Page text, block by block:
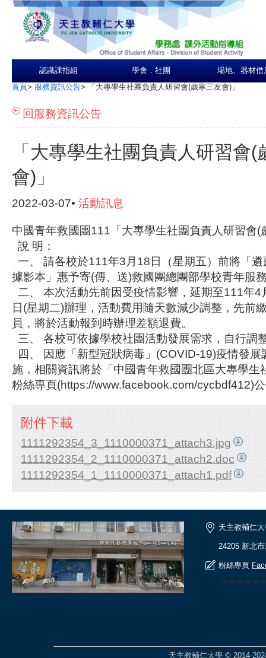
認識課指組 學會．社團 場地、器材借
首頁> 服務資訊公告> 「大專學生社團負責人研習會(歲寒三友會)」
回服務資訊公告
「大專學生社團負責人研習會(
會)」
2022-03-07• 活動訊息
中國青年救國團111「大專學生社團負責人研習會(
說 明：
一、 請各校於111年3月18日（星期五）前將「
據影本」惠予寄(傳、送)救國團總團部學校青年服
二、 本次活動先前因受疫情影響，延期至111年4
日(星期二)辦理，活動費用隨天數減少調整，先前
員，將於活動報到時辦理差額退費。
三、 各校可依據學校社團活動發展需求，自行調
四、 因應「新型冠狀病毒」(COVID-19)疫情發展
施，相關資訊將於「中國青年救國團北區大專學生
粉絲專頁(https://www.facebook.com/cycbdf412)
附件下載
1111292354_3_1110000371_attach3.jpg
1111292354_2_1110000371_attach2.doc
1111292354_1_1110000371_attach1.pdf
天主教輔仁
24205 新北
粉絲專頁
天主教輔仁大學 © 2014-